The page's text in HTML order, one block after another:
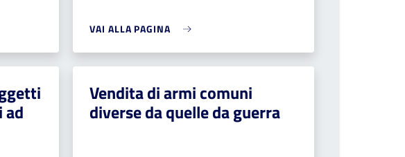
VAI ALLA PAGINA
ad
Vendita di armi comuni
diverse da quelle da guerra